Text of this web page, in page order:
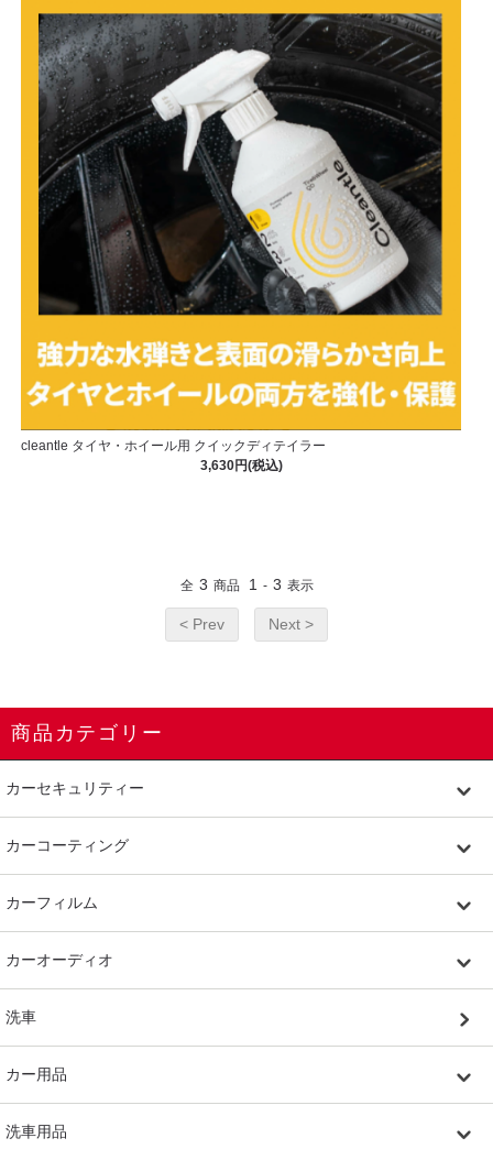
cleantle タイヤ・ホイール用 クイックディテイラー
3,630円(税込)
全 3 商品 1 - 3 表示
< Prev Next >
商品カテゴリー
カーセキュリティー
カーコーティング
カーフィルム
カーオーディオ
洗車
カー用品
洗車用品